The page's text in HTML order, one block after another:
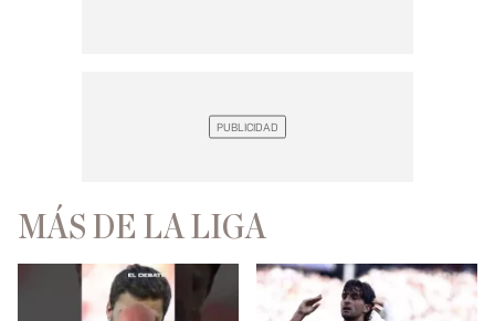
MÁS DE LA LIGA